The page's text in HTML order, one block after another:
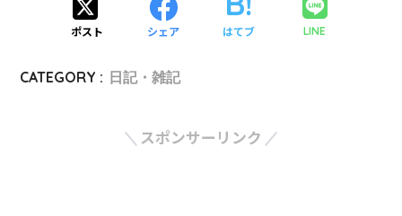
ポスト シェア はてブ LINE
CATEGORY : 日記・雑記
スポンサーリンク